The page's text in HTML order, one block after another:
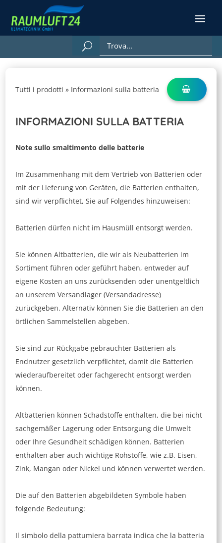
Tutti i prodotti » Informazioni sulla batteria
INFORMAZIONI SULLA BATTERIA
Note sullo smaltimento delle batterie
Im Zusammenhang mit dem Vertrieb von Batterien oder
mit der Lieferung von Geräten, die Batterien enthalten,
sind wir verpflichtet, Sie auf Folgendes hinzuweisen:
Batterien dürfen nicht im Hausmüll entsorgt werden.
Sie können Altbatterien, die wir als Neubatterien im
Sortiment führen oder geführt haben, entweder auf
eigene Kosten an uns zurücksenden oder unentgeltlich
an unserem Versandlager (Versandadresse)
zurückgeben. Alternativ können Sie die Batterien an den
örtlichen Sammelstellen abgeben.
Sie sind zur Rückgabe gebrauchter Batterien als
Endnutzer gesetzlich verpflichtet, damit die Batterien
wiederaufbereitet oder fachgerecht entsorgt werden
können.
Altbatterien können Schadstoffe enthalten, die bei nicht
sachgemäßer Lagerung oder Entsorgung die Umwelt
oder Ihre Gesundheit schädigen können. Batterien
enthalten aber auch wichtige Rohstoffe, wie z.B. Eisen,
Zink, Mangan oder Nickel und können verwertet werden.
Die auf den Batterien abgebildeten Symbole haben
folgende Bedeutung:
Il simbolo della pattumiera barrata indica che la batteria